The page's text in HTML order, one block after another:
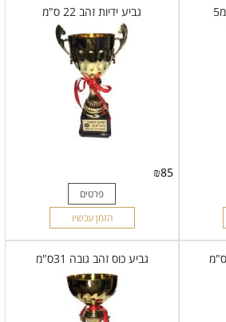
גביע ידיות זהב 22 ס"מ
₪85
פרטים
הזמן עכשיו
גביע כוס זהב גובה 31ס"מ